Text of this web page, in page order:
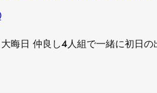
日 大晦日 仲良し４人組で一緒